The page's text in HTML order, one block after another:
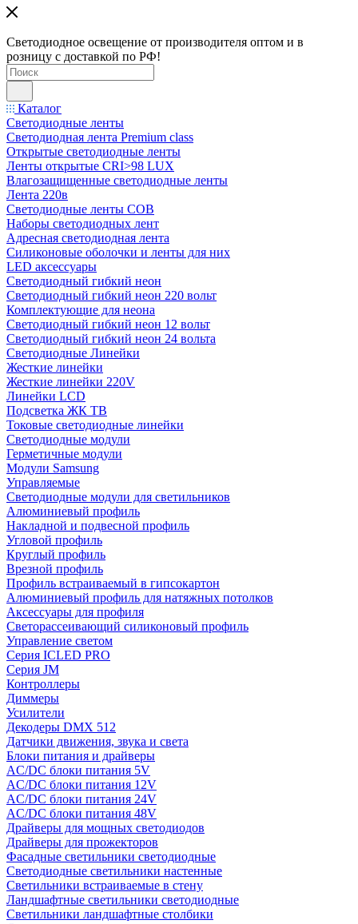
Светодиодное освещение от производителя оптом и в
розницу с доставкой по РФ!
Каталог
Светодиодные ленты
Светодиодная лента Premium class
Открытые светодиодные ленты
Ленты открытые CRI>98 LUX
Влагозащищенные светодиодные ленты
Лента 220в
Светодиодные ленты COB
Наборы светодиодных лент
Адресная светодиодная лента
Силиконовые оболочки и ленты для них
LED аксессуары
Светодиодный гибкий неон
Светодиодный гибкий неон 220 вольт
Комплектующие для неона
Светодиодный гибкий неон 12 вольт
Светодиодный гибкий неон 24 вольта
Светодиодные Линейки
Жесткие линейки
Жесткие линейки 220V
Линейки LCD
Подсветка ЖК ТВ
Токовые светодиодные линейки
Светодиодные модули
Герметичные модули
Модули Samsung
Управляемые
Светодиодные модули для светильников
Алюминиевый профиль
Накладной и подвесной профиль
Угловой профиль
Круглый профиль
Врезной профиль
Профиль встраиваемый в гипсокартон
Алюминиевый профиль для натяжных потолков
Аксессуары для профиля
Светорассеивающий силиконовый профиль
Управление светом
Серия ICLED PRO
Серия JM
Контроллеры
Диммеры
Усилители
Декодеры DMX 512
Датчики движения, звука и света
Блоки питания и драйверы
AC/DC блоки питания 5V
AC/DC блоки питания 12V
AC/DC блоки питания 24V
AC/DC блоки питания 48V
Драйверы для мощных светодиодов
Драйверы для прожекторов
Фасадные светильники светодиодные
Светодиодные светильники настенные
Светильники встраиваемые в стену
Ландшафтные светильники светодиодные
Светильники ландшафтные столбики